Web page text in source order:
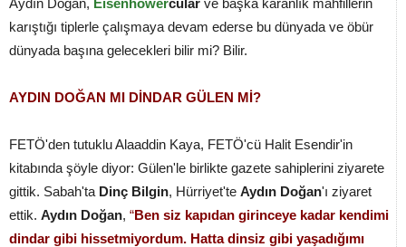
Aydın Doğan, Eisenhowercular ve başka karanlık mahfillerin
karıştığı tiplerle çalışmaya devam ederse bu dünyada ve öbür
dünyada başına gelecekleri bilir mi? Bilir.
AYDIN DOĞAN MI DİNDAR GÜLEN Mİ?
FETÖ'den tutuklu Alaaddin Kaya, FETÖ'cü Halit Esendir'in
kitabında şöyle diyor: Gülen'le birlikte gazete sahiplerini ziyarete
gittik. Sabah'ta Dinç Bilgin, Hürriyet'te Aydın Doğan'ı ziyaret
ettik. Aydın Doğan, “Ben siz kapıdan girinceye kadar kendimi
dindar gibi hissetmiyordum. Hatta dinsiz gibi yaşadığımı